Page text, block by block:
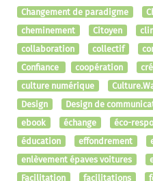
Changement de paradigme
cheminement
Citoyen
collaboration
collectif
Confiance
coopération
culture numérique
Design
Design de
ebook
échange éco-
éducation
effondrement
enlèvement épaves voitures
Facilitation
facilitations